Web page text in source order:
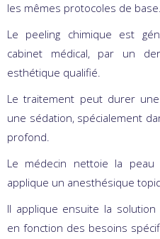
les mêmes protocoles de base.
Le peeling chimique est
cabinet médical, par un
esthétique qualifié.
Le traitement peut durer
une sédation, spécialement
profond.
Le médecin nettoie la
applique un anesthésique
Il applique ensuite la
en fonction des besoins